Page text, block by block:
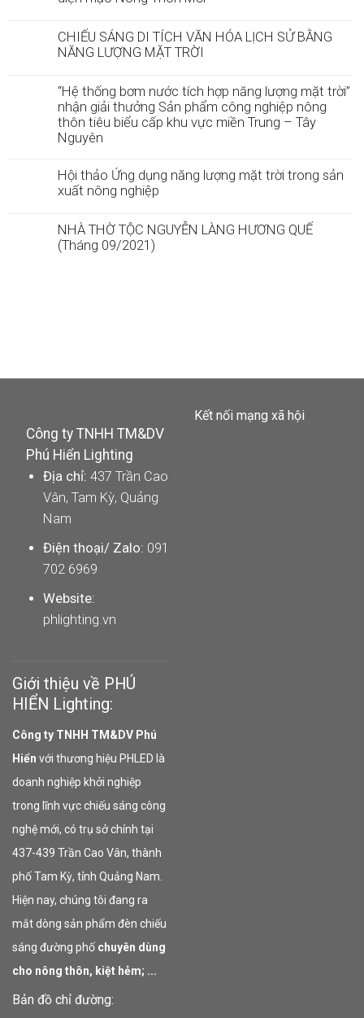
CHIẾU SÁNG DI TÍCH VĂN HÓA LỊCH SỬ BẰNG
NĂNG LƯỢNG MẶT TRỜI
“Hệ thống bơm nước tích hợp năng lượng mặt trời”
nhận giải thưởng Sản phẩm công nghiệp nông
thôn tiêu biểu cấp khu vực miền Trung – Tây
Nguyên
Hội thảo Ứng dụng năng lượng mặt trời trong sản
xuất nông nghiệp
NHÀ THỜ TỘC NGUYỄN LÀNG HƯƠNG QUẾ
(Tháng 09/2021)
Công ty TNHH TM&DV
Phú Hiển Lighting
Địa chỉ: 437 Trần Cao
Vân, Tam Kỳ, Quảng
Nam
Điện thoại/ Zalo: 091
702 6969
Website:
phlighting.vn
Giới thiệu về PHÚ
HIỂN Lighting:
Công ty TNHH TM&DV Phú
Hiển với thương hiệu PHLED là
doanh nghiệp khởi nghiệp
trong lĩnh vực chiếu sáng công
nghệ mới, có trụ sở chính tại
437-439 Trần Cao Vân, thành
phố Tam Kỳ, tỉnh Quảng Nam.
Hiện nay, chúng tôi đang ra
mắt dòng sản phẩm đèn chiếu
sáng đường phố chuyên dùng
cho nông thôn, kiệt hẻm; ...
Kết nối mạng xã hội
Bản đồ chỉ đường: